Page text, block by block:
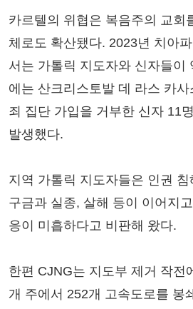
카르텔의 위협은 복음주의 교회
체로도 확산됐다. 2023년 치아
서는 가톨릭 지도자와 신자들이
에는 산크리스토발 데 라스 카
죄 집단 가입을 거부한 신자 11
발생했다.
지역 가톨릭 지도자들은 인권
구금과 실종, 살해 등이 이어지
응이 미흡하다고 비판해 왔다.
한편 CJNG는 지도부 제거 작전
개 주에서 252개 고속도로를 봉